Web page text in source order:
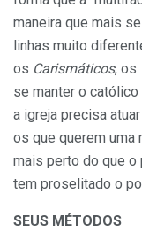
maneira que mais
linhas muito
os Carismáticos, os
se manter o
a igreja precisa
os que querem uma
mais perto do que o
tem proselitado o
SEUS MÉTODOS